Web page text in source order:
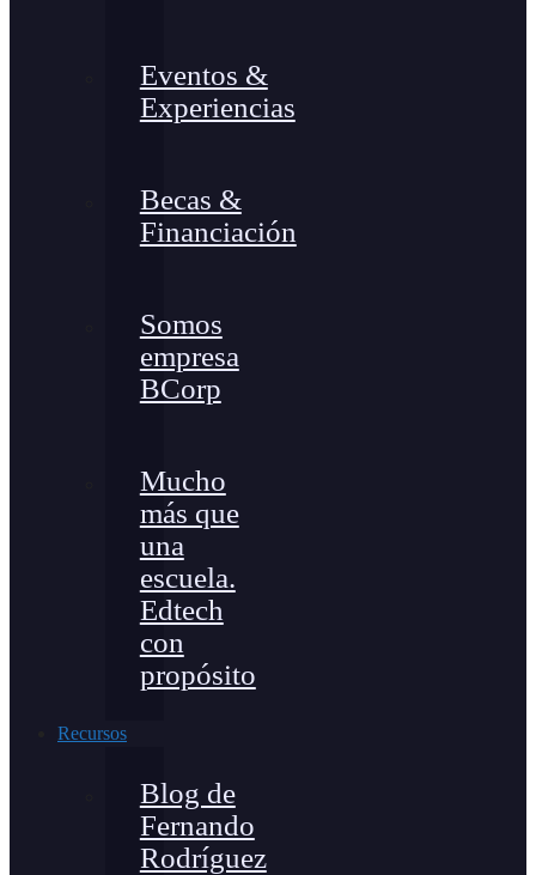
Eventos &
Experiencias
Becas &
Financiación
Somos
empresa
BCorp
Mucho
más que
una
escuela.
Edtech
con
propósito
Recursos
Blog de
Fernando
Rodríguez